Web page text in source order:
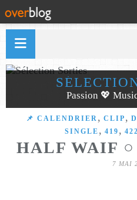
Passion 💖
📌 CALENDRIER , CLIP ,
SINGLE , 419 , 422
HALF WAIF
7 MAI